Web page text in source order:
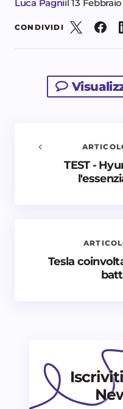
Luca Pagniil 13
CONDIVIDI
Avvisami quando
TEST -
Tesla